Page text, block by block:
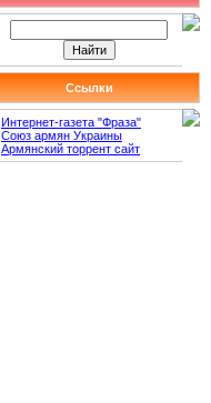
Ссылки
Интернет-газета "Фраза"
Союз армян Украины
Армянский торрент сайт